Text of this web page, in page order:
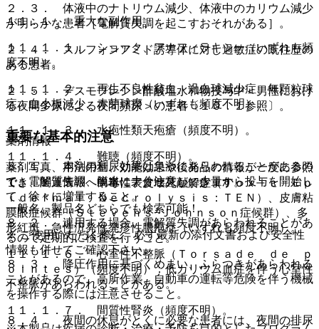
２．３． 体液中のナトリウム減少、体液中のカリウム減少
が明らかな患者［電解質失調を起こすおそれがある］。
２．４． スルフォンアミド誘導体に対し過敏症の既往歴の
ある患者。
２．５． デスモプレシン酢酸塩水和物投与中＜男性におけ
る夜間多尿による夜間頻尿＞の患者〔１０．１参照〕。
重要な基本的注意
８．１． 本剤の利尿効果は急激にあらわれることがあるの
で、電解質失調、脱水に十分注意し、少量から投与を開始し
て、徐々に増量すること。
８．２． 連用する場合、電解質失調があらわれることがあ
るので定期的に検査を行うこと。
８．３． 降圧作用に基づくめまい、ふらつきがあらわれる
ことがあるので、高所作業、自動車の運転等危険を伴う機械
を操作する際には注意させること。
８．４． 夜間の休息がとくに必要な患者には、夜間の排尿
１１．１． 重大な副作用
１１．１．１． ショック、アナフィラキシー（いずれも頻
度不明）。
１１．１．２． 再生不良性貧血、汎血球減少症、無顆粒球
症、血小板減少、赤芽球癆（いずれも頻度不明）。
１１．１．３． 水疱性類天疱瘡（頻度不明）。
１１．１．４． 難聴（頻度不明）。
１１．１．５． 中毒性表皮壊死融解症（Ｔｏｘｉｃ Ｅｐ
ｉｄｅｒｍａｌ Ｎｅｃｒｏｌｙｓｉｓ：ＴＥＮ）、皮膚粘
膜眼症候群（Ｓｔｅｖｅｎｓ−Ｊｏｈｎｓｏｎ症候群）、多
形紅斑、急性汎発性発疹性膿疱症（いずれも頻度不明）。
１１．１．６． 心室性不整脈（Ｔｏｒｓａｄｅ ｄｅ ｐ
ｏｉｎｔｅｓ）（頻度不明）：低カリウム血症を伴う心室性
不整脈があらわれることがある。
１１．１．７． 間質性腎炎（頻度不明）。
薬剤情報
薬剤写真、用法用量、効能効果や後発品の情報が一度に参照
でき、関連情報へ簡単にアクセスができます。
一般名、製品名どちらでも検索可能！
※ ご使用いただく際に、必ず最新の添付文書および安全性
情報も併せてご確認下さい。